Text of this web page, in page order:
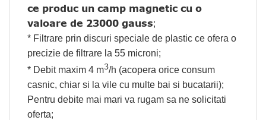
ce produc un camp magnetic cu o
valoare de 23000 gauss;
* Filtrare prin discuri speciale de plastic ce ofera o
precizie de filtrare la 55 microni;
* Debit maxim 4 m3/h (acopera orice consum
casnic, chiar si la vile cu multe bai si bucatarii);
Pentru debite mai mari va rugam sa ne solicitati
oferta;